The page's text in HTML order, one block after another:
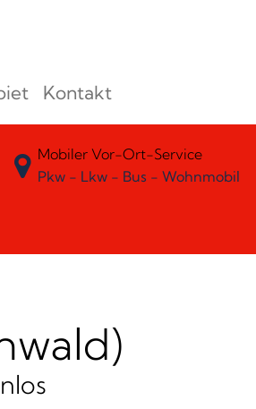
Kontakt
Mobiler Vor-Ort-Service
Pkw - Lkw - Bus - Wohnmobil